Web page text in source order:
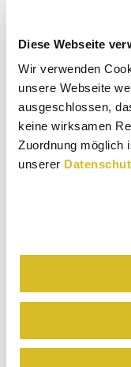
Diese Webseite
Wir verwenden
unsere Webseite
ausgeschlossen,
keine wirksamen
Zuordnung möglich
unserer